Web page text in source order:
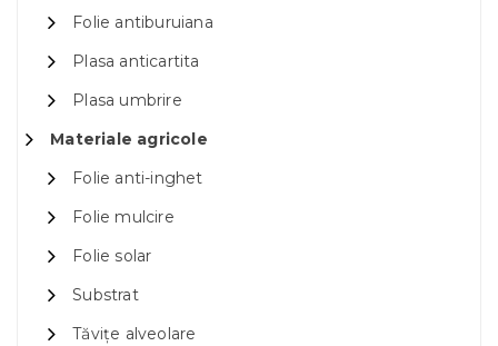
Folie antiburuiana
Plasa anticartita
Plasa umbrire
Materiale agricole
Folie anti-inghet
Folie mulcire
Folie solar
Substrat
Tăvițe alveolare